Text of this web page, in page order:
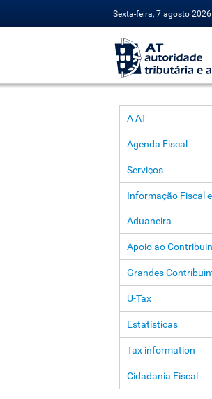
Sexta-feira, 7 agosto 2026
A AT
Agenda Fiscal
Serviços
Informação Fiscal e
Aduaneira
Apoio ao
Grandes
U-Tax
Estatísticas
Tax information
Cidadania Fiscal